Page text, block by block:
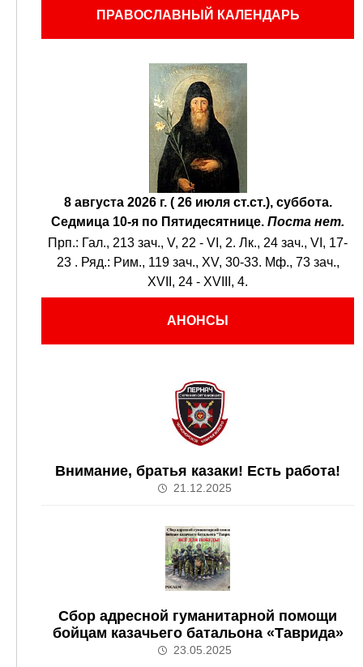
ПРАВОСЛАВНЫЙ КАЛЕНДАРЬ
8 августа 2026 г. ( 26 июля ст.ст.), суббота.
Седмица 10-я по Пятидесятнице. Поста нет.
Прп.: Гал., 213 зач., V, 22 - VI, 2. Лк., 24 зач., VI, 17-
23 . Ряд.: Рим., 119 зач., XV, 30-33. Мф., 73 зач.,
XVII, 24 - XVIII, 4.
АНОНСЫ
Внимание, братья казаки! Есть работа!
21.12.2025
Сбор адресной гуманитарной помощи
бойцам казачьего батальона «Таврида»
23.05.2025